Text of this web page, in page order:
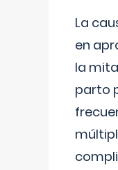
La
en
la
parto